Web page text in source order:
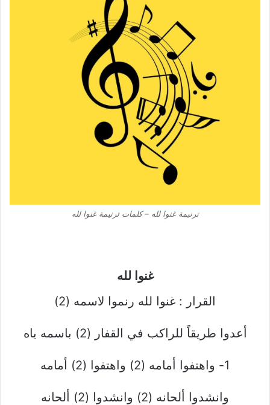
ترنيمة غنوا لله – كلمات ترنيمة غنوا لله
غنوا لله
القرار : غنوا لله رنموا لاسمه (2)
أعدوا طريقاً للراكب في القفار (2) باسمه ياه
1- واهتفوا أمامه (2) واهتفوا (2) أمامه
وانشدوا ألحانه (2) وانشدوا (2) ألحانه